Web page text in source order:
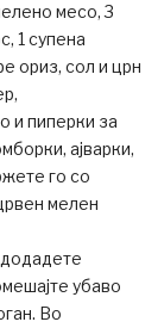
месо, 3
1 супена
ориз, сол и црн
и пиперки за
ајварки,
го со
мелен
убаво
Во